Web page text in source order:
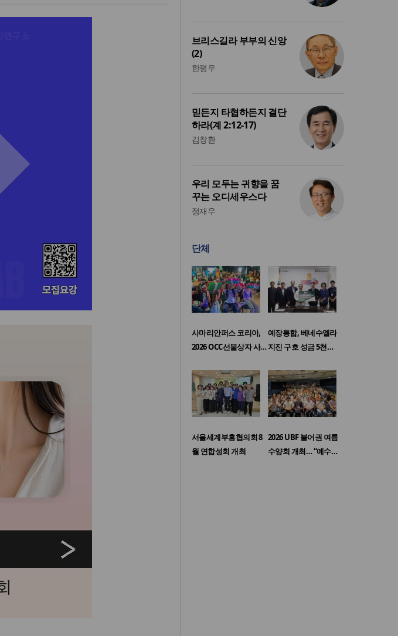
브리스길라 부부의 신앙
(2)
한평우
믿든지 타협하든지 결단
하라(계 2:12-17)
김창환
우리 모두는 귀향을 꿈
꾸는 오디세우스다
정재우
단체
사마리안퍼스 코리아,
2026 OCC선물상자 사…
예장통합, 베네수엘라
지진 구호 성금 5천…
서울세계부흥협의회 8
월 연합성회 개최
2026 UBF 불어권 여름
수양회 개최… “예수…